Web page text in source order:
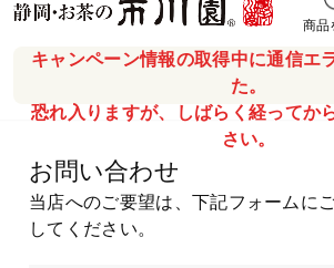
キャンペーン情報の取得中に通信エ
た。
恐れ入りますが、しばらく経ってか
さい。
商品
お問い合わせ
当店へのご要望は、下記フォームに
してください。